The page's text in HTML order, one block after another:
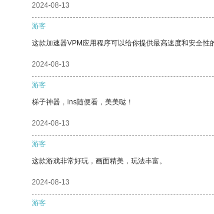
2024-08-13
游客
这款加速器VPM应用程序可以给你提供最高速度和安全性
2024-08-13
游客
梯子神器，ins随便看，美美哒！
2024-08-13
游客
这款游戏非常好玩，画面精美，玩法丰富。
2024-08-13
游客